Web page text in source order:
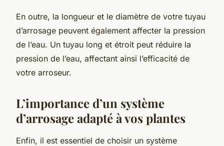
En outre, la longueur et le diamètre de votre tuyau
d’arrosage peuvent également affecter la pression
de l’eau. Un tuyau long et étroit peut réduire la
pression de l’eau, affectant ainsi l’efficacité de
votre arroseur.
L’importance d’un système
d’arrosage adapté à vos plantes
Enfin, il est essentiel de choisir un système